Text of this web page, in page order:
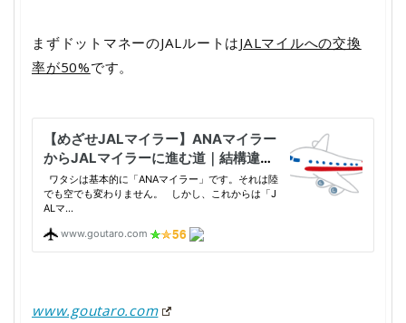
まずドットマネーのJALルートはJALマイルへの交換
率が50%です。
www.goutaro.com